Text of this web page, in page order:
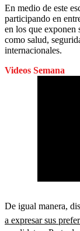
En medio de este
participando en
en los que exponen
como salud,
internacionales.
Videos Semana
De igual manera,
a expresar sus